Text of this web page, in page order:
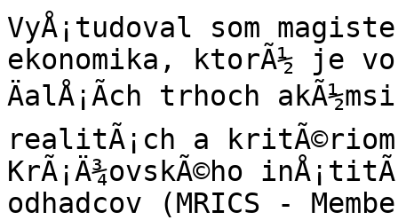
VyÅ¡tudoval som
ekonomika, ktorÃ½ je
ÄalÅ¡Ã­ch trhoch
realitÃ¡ch a
KrÃ¡Ä¾ovskÃ©ho
odhadcov (MRICS -